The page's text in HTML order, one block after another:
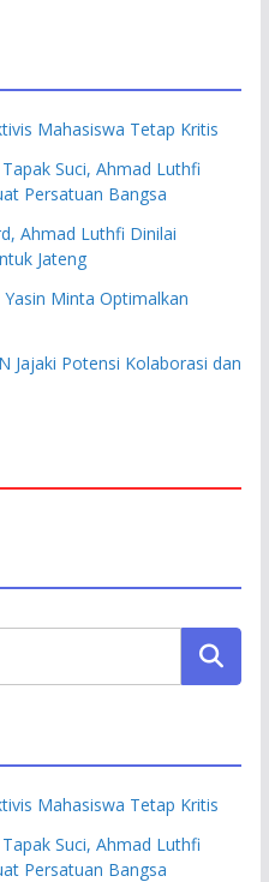
Mahasiswa Tetap Kritis
Suci, Ahmad Luthfi
Persatuan Bangsa
Ahmad Luthfi Dinilai
Jateng
Minta Optimalkan
Jajaki Potensi Kolaborasi dan
Mahasiswa Tetap Kritis
Suci, Ahmad Luthfi
Persatuan Bangsa